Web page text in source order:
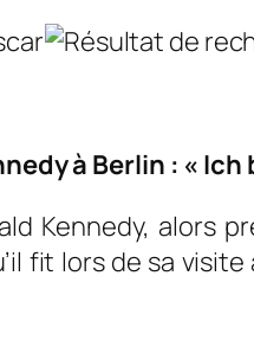
à Berlin : « Ich
Kennedy, alors
fit lors de sa